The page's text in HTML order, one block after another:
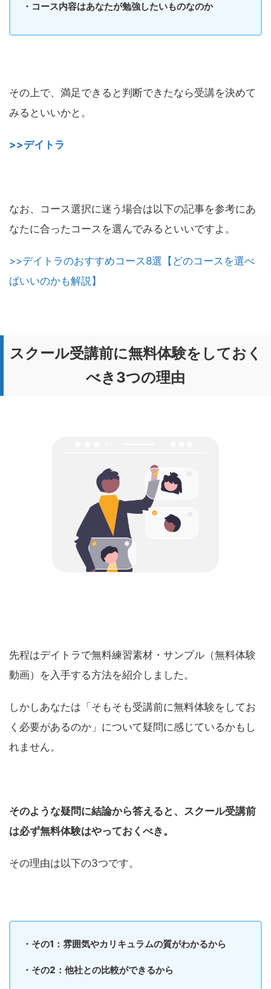
・コース内容はあなたが勉強したいものなのか
その上で、満足できると判断できたなら受講を決めて
みるといいかと。
>>デイトラ
なお、コース選択に迷う場合は以下の記事を参考にあ
なたに合ったコースを選んでみるといいですよ。
>>デイトラのおすすめコース8選【どのコースを選べ
ばいいのかも解説】
スクール受講前に無料体験をしておく
べき3つの理由
先程はデイトラで無料練習素材・サンプル（無料体験
動画）を入手する方法を紹介しました。
しかしあなたは「そもそも受講前に無料体験をしてお
く必要があるのか」について疑問に感じているかもし
れません。
そのような疑問に結論から答えると、スクール受講前
は必ず無料体験はやっておくべき。
その理由は以下の3つです。
・その1：雰囲気やカリキュラムの質がわかるから
・その2：他社との比較ができるから